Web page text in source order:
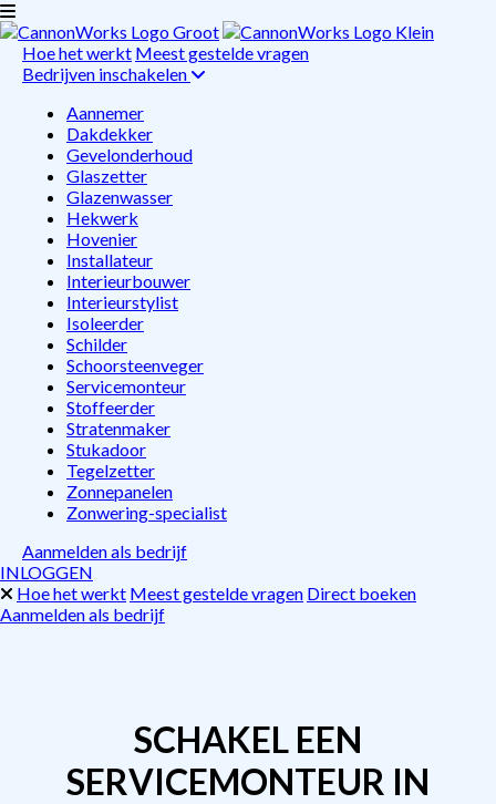
Hoe het werkt Meest gestelde vragen
Bedrijven inschakelen
Aannemer
Dakdekker
Gevelonderhoud
Glaszetter
Glazenwasser
Hekwerk
Hovenier
Installateur
Interieurbouwer
Interieurstylist
Isoleerder
Schilder
Schoorsteenveger
Servicemonteur
Stoffeerder
Stratenmaker
Stukadoor
Tegelzetter
Zonnepanelen
Zonwering-specialist
Aanmelden als bedrijf
INLOGGEN
Hoe het werkt Meest gestelde vragen Direct boeken
Aanmelden als bedrijf
SCHAKEL EEN
SERVICEMONTEUR IN